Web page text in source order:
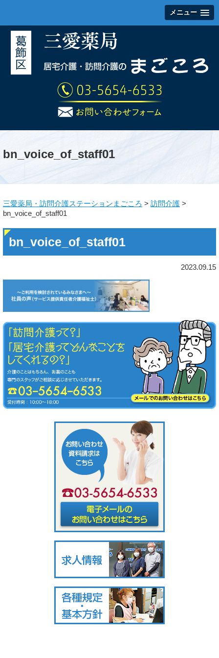
メニュー
bn_voice_of_staff01
三愛薬局・訪問介護ステーションまごころ > 訪問介護 >
bn_voice_of_staff01
bn_voice_of_staff01
2023.09.15